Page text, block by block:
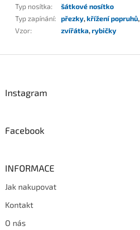
Typ nosítka:
šátkové nosítko
Typ zapínání: přezky,křížení popruhů,
Vzor: zvířátka,rybičky
Instagram
Facebook
INFORMACE
Jak nakupovat
Kontakt
O nás